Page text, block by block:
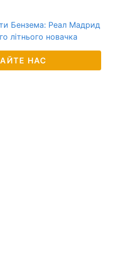
Бензема: Реал Мадрид
літнього новачка
НАС